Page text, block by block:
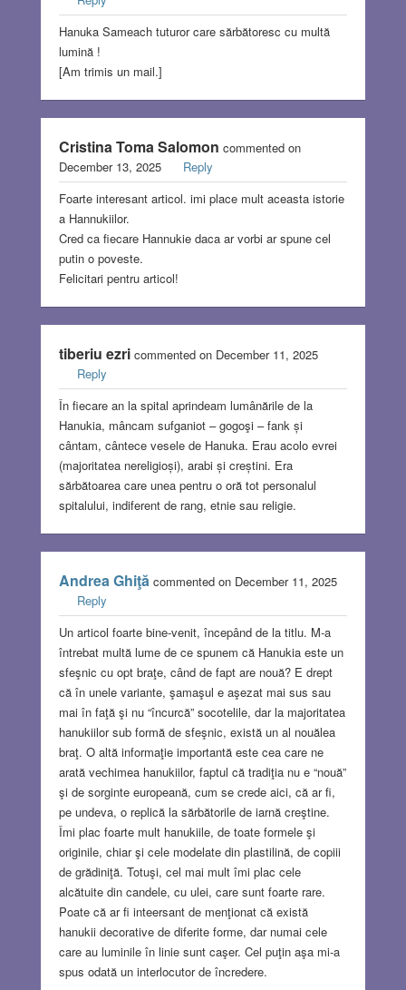
Hanuka Sameach tuturor care sărbătoresc cu multă
lumină !
[Am trimis un mail.]
Cristina Toma Salomon commented on
December 13, 2025
Reply
Foarte interesant articol. imi place mult aceasta istorie
a Hannukiilor.
Cred ca fiecare Hannukie daca ar vorbi ar spune cel
putin o poveste.
Felicitari pentru articol!
tiberiu ezricommented on December 11, 2025
Reply
În fiecare an la spital aprindeam lumânările de la
Hanukia, mâncam sufganiot – gogoşi – fank și
cântam, cântece vesele de Hanuka. Erau acolo evrei
(majoritatea nereligioși), arabi și creștini. Era
sărbătoarea care unea pentru o oră tot personalul
spitalului, indiferent de rang, etnie sau religie.
Andrea Ghiţăcommented on December 11, 2025
Reply
Un articol foarte bine-venit, începând de la titlu. M-a
întrebat multă lume de ce spunem că Hanukia este un
sfeşnic cu opt braţe, când de fapt are nouă? E drept
că în unele variante, şamaşul e aşezat mai sus sau
mai în faţă şi nu “încurcă” socotelile, dar la majoritatea
hanukiilor sub formă de sfeşnic, există un al nouălea
braţ. O altă informaţie importantă este cea care ne
arată vechimea hanukiilor, faptul că tradiţia nu e “nouă”
şi de sorginte europeană, cum se crede aici, că ar fi,
pe undeva, o replică la sărbătorile de iarnă creştine.
Îmi plac foarte mult hanukiile, de toate formele şi
originile, chiar şi cele modelate din plastilină, de copiii
de grădiniţă. Totuşi, cel mai mult îmi plac cele
alcătuite din candele, cu ulei, care sunt foarte rare.
Poate că ar fi inteersant de menţionat că există
hanukii decorative de diferite forme, dar numai cele
care au luminile în linie sunt caşer. Cel puţin aşa mi-a
spus odată un interlocutor de încredere.